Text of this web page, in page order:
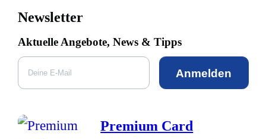
Newsletter
Aktuelle Angebote, News & Tipps
Anmelden
Premium Card